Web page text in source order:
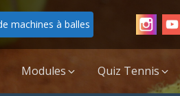
machines à balles
Modules Quiz Tennis